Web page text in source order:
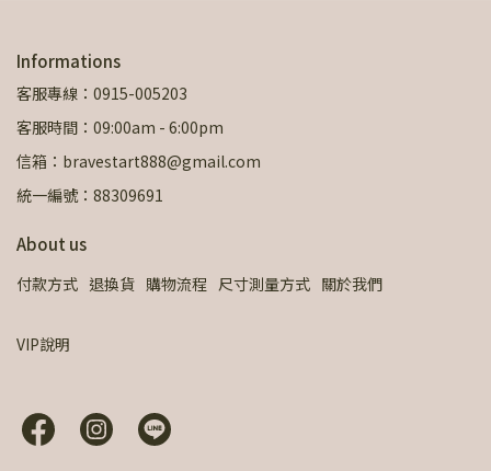
Informations
客服專線：0915-005203
客服時間：09:00am - 6:00pm
信箱：bravestart888@gmail.com
統一編號：88309691
About us
付款方式 退換貨 購物流程 尺寸測量方式 關於我們
VIP說明